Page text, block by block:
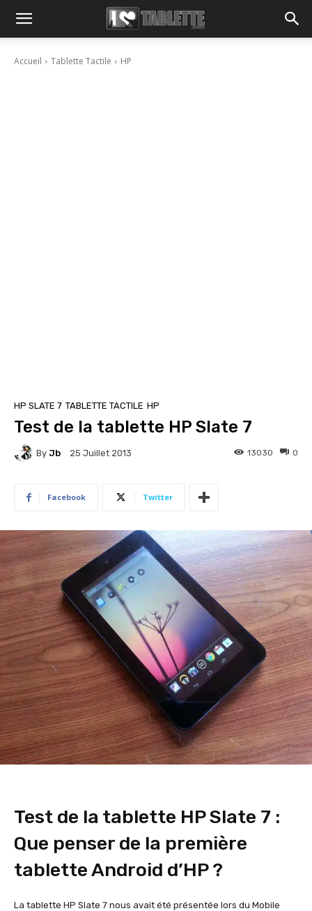
Accueil Tablette Tactile HP
HP SLATE 7 TABLETTE TACTILE HP
Test de la tablette HP Slate 7
By Jb 25 Juillet 2013 0
13030
Facebook Twitter
Test de la tablette HP Slate 7 :
Que penser de la première
tablette Android d’HP ?
La tablette HP Slate 7 nous avait été présentée lors du Mobile